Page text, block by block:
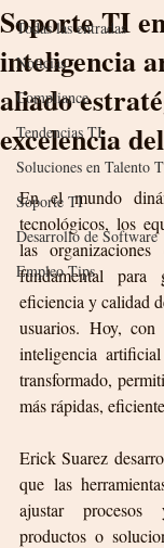
Todas las entradas
Noticias
Compliance
Tendencias TI
Soluciones en Talento
Soporte TI
Desarrollo de Software
Empleo Tips
Soporte TI
inteligencia
aliado
excelencia
En el mundo
tecnológicos, los
las organizaciones
fundamental para
eficiencia y calidad
usuarios. Hoy,
inteligencia
transformado,
más rápidas,
Erick Suarez
que las
ajustar procesos
productos o